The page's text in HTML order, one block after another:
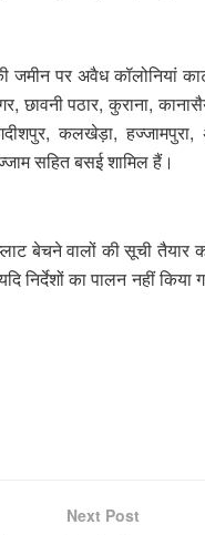
पर अवैध कॉलोनियां
छावनी पठार, कुराना,
कलखेड़ा,
सहित बसई शामिल हैं।
बेचने वालों की सूची
निर्देशों का पालन नहीं
Next Post